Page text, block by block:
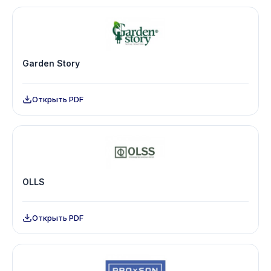
Garden Story
Открыть PDF
OLLS
Открыть PDF